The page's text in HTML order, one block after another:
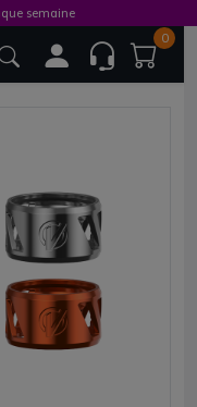
0
semaine